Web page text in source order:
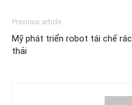
Previous article
Mỹ phát triển robot tái chế rác
thải